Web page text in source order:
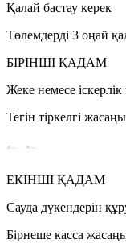
Қалай бастау керек
Төлемдерді 3 оңай
БІРІНШІ ҚАДАМ
Жеке немесе іскерлік
Тегін тіркелгі
ЕКІНШІ ҚАДАМ
Сауда дүкендерін
Бірнеше касса